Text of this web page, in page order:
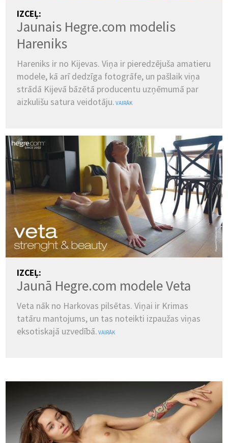
IZCEĻ:
Jaunais Hegre.com modelis
Hareniks
Hareniks ir no Kijevas. Viņa ir pieredzējuša amatieru
modele, kā arī dedzīga fotogrāfe, un pašlaik viņa
strādā Kijevā bāzētā producentu uzņēmumā par
aizkulišu satura veidotāju. VAIRĀK
IZCEĻ:
Jaunā Hegre.com modele Veta
Veta nāk no Harkovas pilsētas. Viņai ir Krimas
tatāru mantojums, un tas noteikti izpaužas viņas
eksotiskajā uzvedībā. VAIRĀK